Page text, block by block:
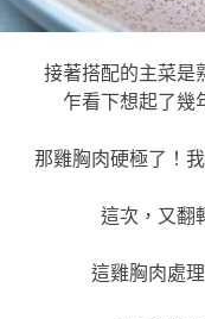
接著搭配的主菜是
乍看下想起了幾
那雞胸肉硬極了！
這次，又翻
這雞胸肉處